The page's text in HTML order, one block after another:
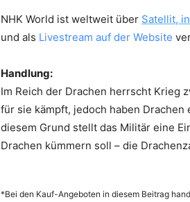
NHK World ist weltweit über Satellit,
und als Livestream auf der Website
Handlung:
Im Reich der Drachen herrscht Krieg
für sie kämpft, jedoch haben
diesem Grund stellt das Militär eine
Drachen kümmern soll – die
*Bei den Kauf-Angeboten in diesem Beitrag